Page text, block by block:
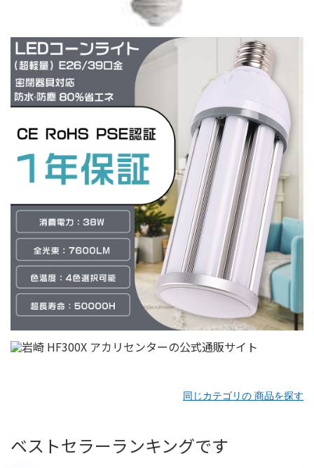
同じカテゴリの 商品を探す
ベストセラーランキングです